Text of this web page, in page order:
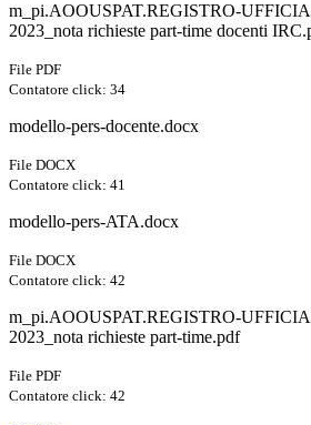
m_pi.AOOUSPAT.REGISTRO-
2023_nota richieste part-time docenti
File PDF
Contatore click: 34
modello-pers-docente.docx
File DOCX
Contatore click: 41
modello-pers-ATA.docx
File DOCX
Contatore click: 42
m_pi.AOOUSPAT.REGISTRO-
2023_nota richieste part-time.pdf
File PDF
Contatore click: 42